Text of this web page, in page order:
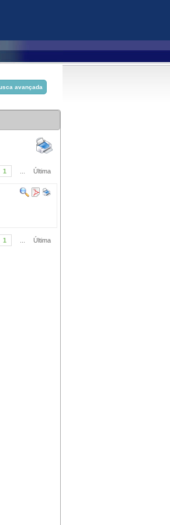
1 Última
1 Última